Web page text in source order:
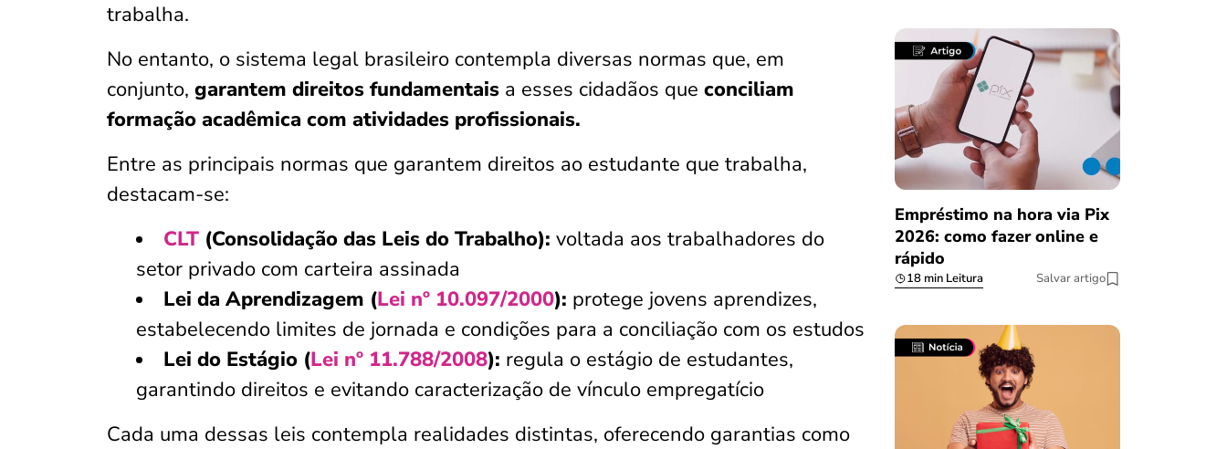
trabalha.
No entanto, o sistema legal brasileiro contempla diversas normas que, em
conjunto, garantem direitos fundamentais a esses cidadãos que conciliam
formação acadêmica com atividades profissionais.
Entre as principais normas que garantem direitos ao estudante que trabalha,
destacam-se:
CLT (Consolidação das Leis do Trabalho): voltada aos trabalhadores do
setor privado com carteira assinada
Lei da Aprendizagem (Lei nº 10.097/2000): protege jovens aprendizes,
estabelecendo limites de jornada e condições para a conciliação com os estudos
Lei do Estágio (Lei nº 11.788/2008): regula o estágio de estudantes,
garantindo direitos e evitando caracterização de vínculo empregatício
Cada uma dessas leis contempla realidades distintas, oferecendo garantias como
Empréstimo na hora via Pix
2026: como fazer online e
rápido
18 min Leitura Salvar artigo